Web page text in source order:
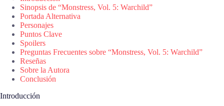
Sinopsis de “Monstress, Vol. 5: Warchild”
Portada Alternativa
Personajes
Puntos Clave
Spoilers
Preguntas Frecuentes sobre “Monstress, Vol. 5: Warchild”
Reseñas
Sobre la Autora
Conclusión
Introducción